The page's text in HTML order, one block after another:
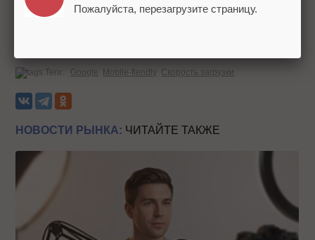
фактором.
Теги: Google Mobile-fiendly Скорость загрузки
НОВОСТИ РЫНКА: ЧИТАЙТЕ ТАКЖЕ
Пожалуйста, перезагрузите страницу.